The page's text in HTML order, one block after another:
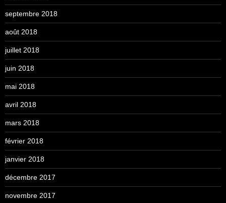
septembre 2018
août 2018
juillet 2018
juin 2018
mai 2018
avril 2018
mars 2018
février 2018
janvier 2018
décembre 2017
novembre 2017